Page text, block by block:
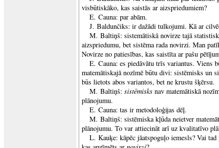
visbūtiskāko, kas saistās ar aizspriedumiem?
E. Cauna: par abām.
J. Baldunčiks: ir dažādi tulkojumi. Kā ar
M. Baltiņš: sistemātiskā novirze tajā
aizspriedumu, bet sistēma rada novirzi. Man
Novirze no patiesības, kas saistīta ar pašu
E. Cauna: es piedāvātu trīs variantus. Viens
matemātiskajā nozīmē būtu divi: sistēmisks un
būs lietots abos variantos, bet ne krustu šķērsu.
M. Baltiņš: sistēmisks nav matemātiskā
plānojumu.
E. Cauna: tas ir metodoloģijas dēļ.
M. Baltiņš: sistēmiska kļūda neietver
plānojumu. To var attiecināt arī uz kvalitatīvo
L. Kauķe: kāpēc jāatspoguļo iemesls? Vai